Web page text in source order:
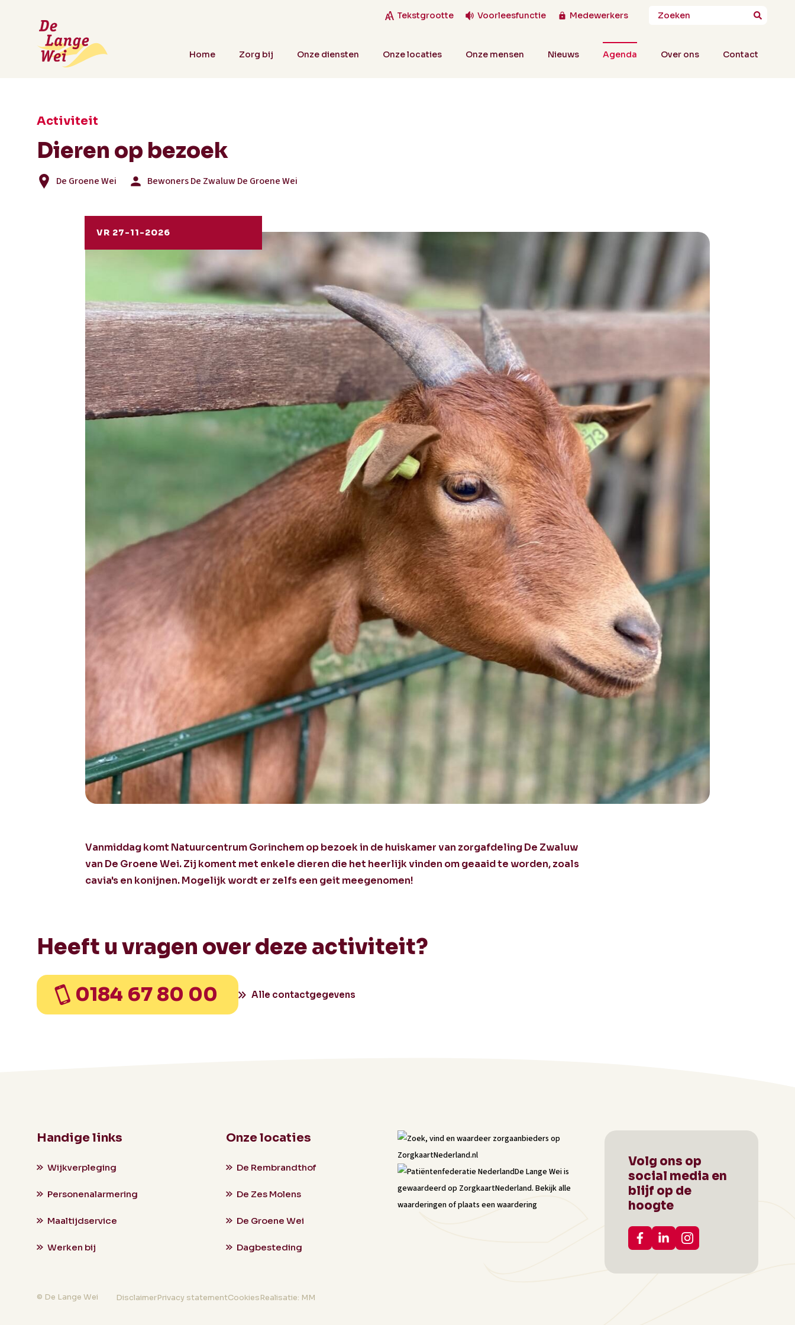
Tekstgrootte Voorleesfunctie Medewerkers
Home Zorg bij Onze diensten Onze locaties Onze mensen Nieuws Agenda Over ons Contact
Activiteit
Dieren op bezoek
De Groene Wei Bewoners De Zwaluw De Groene Wei
VR 27-11-2026
Vanmiddag komt Natuurcentrum Gorinchem op bezoek in de huiskamer van zorgafdeling De Zwaluw
van De Groene Wei. Zij koment met enkele dieren die het heerlijk vinden om geaaid te worden, zoals
cavia's en konijnen. Mogelijk wordt er zelfs een geit meegenomen!
Heeft u vragen over deze activiteit?
0184 67 80 00 Alle contactgegevens
Handige links
Wijkverpleging
Personenalarmering
Maaltijdservice
Werken bij
Onze locaties
De Rembrandthof
De Zes Molens
De Groene Wei
Dagbesteding
De Lange Weiis
gewaardeerd op ZorgkaartNederland. Bekijk alle
waarderingenofplaats een waardering
Volg ons op
social media en
blijf op de
hoogte
© De Lange Wei DisclaimerPrivacy statementCookiesRealisatie: MM